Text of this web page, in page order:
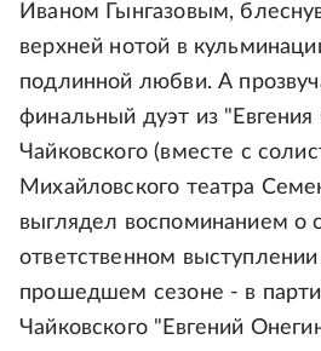
Иваном Гынгазовым,
верхней нотой в
подлинной любви. А
финальный дуэт из "Евгения
Чайковского (вместе с
Михайловского театра
выглядел воспоминанием о
ответственном
прошедшем сезоне - в
Чайковского "Евгений